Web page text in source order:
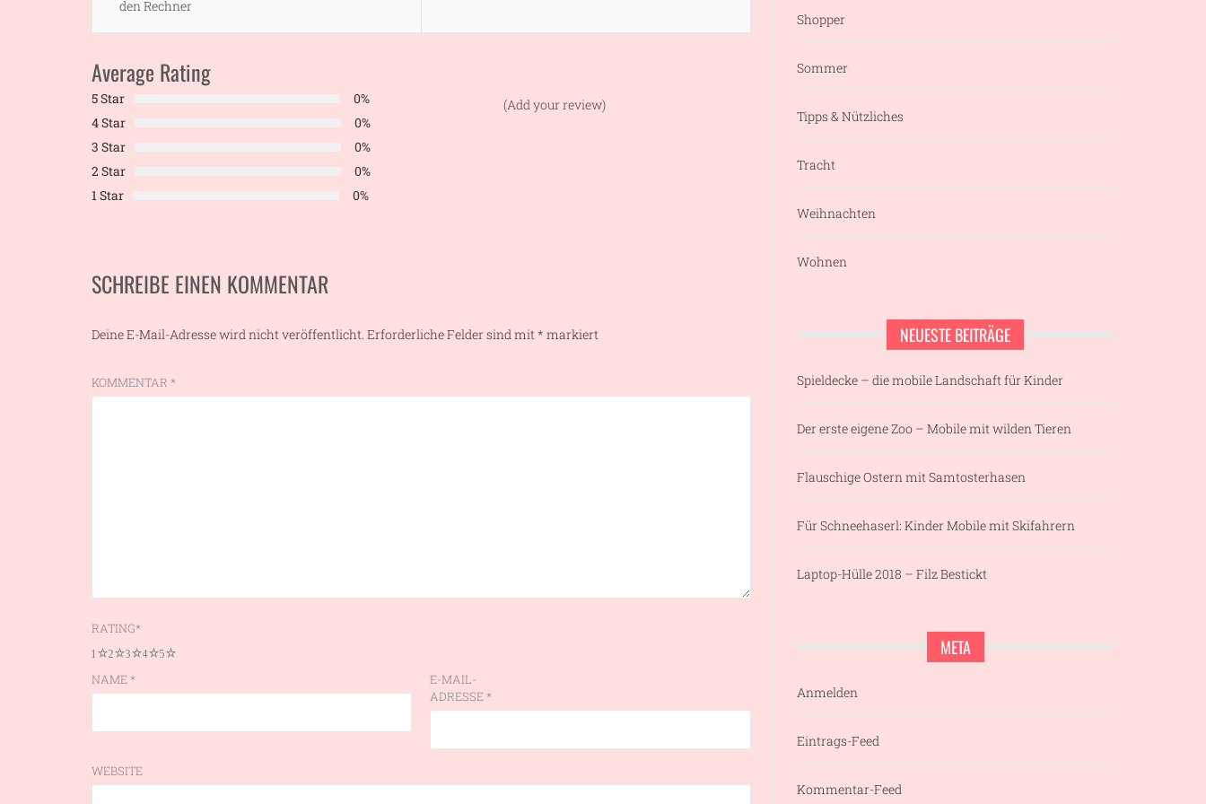
post:
den Rechner
Average Rating
5 Star
0%
4 Star
0%
3 Star
0%
2 Star
0%
1 Star
0%
(Add your review)
SCHREIBE EINEN KOMMENTAR
Deine E-Mail-Adresse wird nicht veröffentlicht. Erforderliche Felder sind mit* markiert
KOMMENTAR *
RATING*
5
4
3
2
1
NAME*
E-MAIL-
ADRESSE*
WEBSITE
Shopper
Sommer
Tipps & Nützliches
Tracht
Weihnachten
Wohnen
NEUESTE BEITRÄGE
Spieldecke – die mobile Landschaft für Kinder
Der erste eigene Zoo – Mobile mit wilden Tieren
Flauschige Ostern mit Samtosterhasen
Für Schneehaserl: Kinder Mobile mit Skifahrern
Laptop-Hülle 2018 – Filz Bestickt
META
Anmelden
Eintrags-Feed
Kommentar-Feed